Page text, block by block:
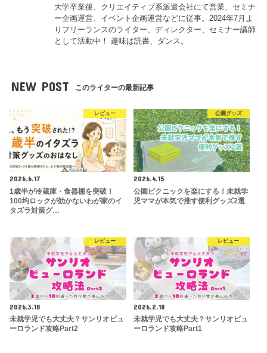
大学卒業後、クリエイティブ系派遣会社にて営業、セミナ
ー企画運営、イベント企画運営などに従事。2024年7月よ
りフリーランスのライター、ディレクター、セミナー講師
として活動中！ 趣味は読書、ダンス。
NEW POST このライターの最新記事
レビュー
2026.6.17
1歳半が冷蔵庫・食器棚を突破！
100均ロックが効かないわが家のイ
タズラ対策グ…
公園グッズ
2026.4.15
公園ピクニックを楽にする！未就学
児ママが本気で推す便利グッズ2選
レビュー
2026.3.18
未就学児でも大丈夫？サンリオピュ
ーロランド攻略Part2
レビュー
2026.2.18
未就学児でも大丈夫？サンリオピュ
ーロランド攻略Part1